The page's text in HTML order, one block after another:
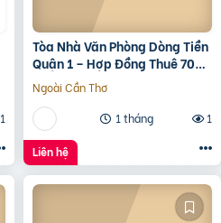
1
Tòa Nhà Văn Phòng Dòng Tiền
Quận 1 – Hợp Đồng Thuê 700
Triệu/Tháng – 490 Tỷ
Ngoài Cần Thơ
1 tháng
1
Liên hệ